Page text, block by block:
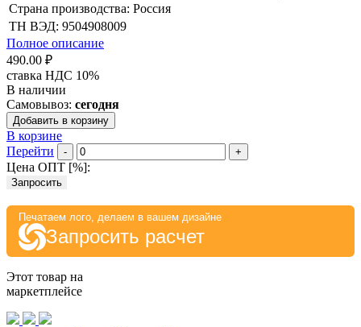
Страна производства: Россия
ТН ВЭД: 9504908009
Полное описание
490.00 ₽
ставка НДС 10%
В наличии
Самовывоз: сегодня
Добавить в корзину
В корзине
Перейти
- +
Цена ОПТ [%]:
Запросить
Печатаем лого, делаем в вашем дизайне
Запросить расчет
Этот товар на
маркетплейсе